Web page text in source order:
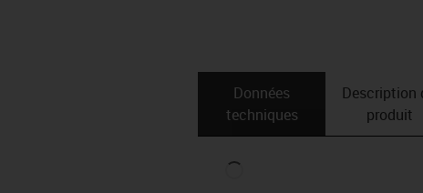
Données
techniques
Description
produit